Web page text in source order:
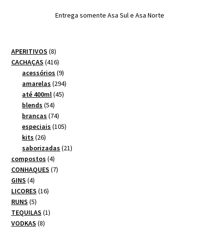
Entrega somente Asa Sul e Asa Norte
APERITIVOS 88
produtos
CACHAÇAS 416416
produtos
acessórios 99
produtos
amarelas 294294
até 400ml 4545
blends 5454
produtos
brancas 7474
produtos
especiais 105105
kits 2626
produtos
saborizadas 2121
compostos 44
produtos
CONHAQUES 77
GINS 44
produtos
LICORES 1616
RUNS 55
produtos
TEQUILAS 11
VODKAS 88